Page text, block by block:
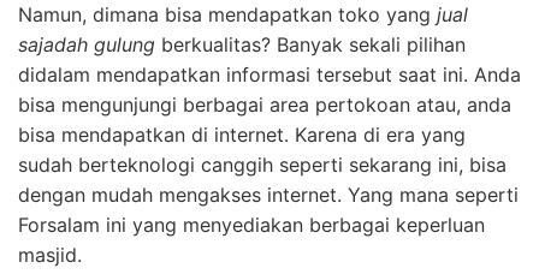
Namun, dimana bisa mendapatkan toko yang jual
sajadah gulung berkualitas? Banyak sekali pilihan
didalam mendapatkan informasi tersebut saat ini. Anda
bisa mengunjungi berbagai area pertokoan atau, anda
bisa mendapatkan di internet. Karena di era yang
sudah berteknologi canggih seperti sekarang ini, bisa
dengan mudah mengakses internet. Yang mana seperti
Forsalam ini yang menyediakan berbagai keperluan
masjid.